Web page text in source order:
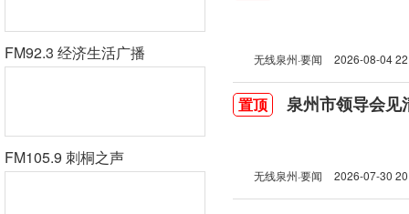
FM92.3 经济生活广播
FM105.9 刺桐之声
无线泉州·要闻 2026-08-04
置顶 泉州市领导会见
无线泉州·要闻 2026-07-30